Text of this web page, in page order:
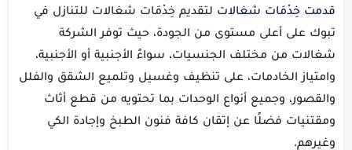
قدمت خِدْمَات شغالات لتقديم خِدْمَات شغالات للتنازل في
تبوك على أعلى مستوى من الجودة، حيث توفر الشركة
شغالات من مختلف الجنسيات، سواءً الأجنبية أو الأجنبية،
وامتياز الخادمات، على تنظيف وغسيل وتلميع الشقق والفلل
والقصور، وجميع أنواع الوحدات بما تحتويه من قطع أثاث
ومقتنيات فضلًا عن إتقان كافة فنون الطبخ وإجادة الكي
وغيرهم.